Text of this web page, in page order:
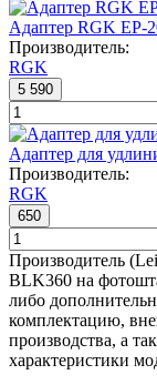
Адаптер RGK EP-
Производитель:
RGK
5 590
Адаптер для
Производитель:
RGK
650
Производитель
BLK360 на
либо
комплектацию,
производства, а
характеристики